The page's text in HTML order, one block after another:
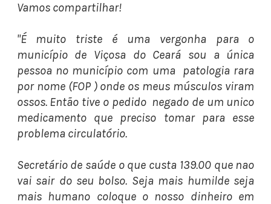
Vamos compartilhar!
"É muito triste é uma vergonha para o
município de Viçosa do Ceará sou a única
pessoa no município com uma patologia rara
por nome (FOP ) onde os meus músculos viram
ossos. Então tive o pedido negado de um unico
medicamento que preciso tomar para esse
problema circulatório.
Secretário de saúde o que custa 139.00 que nao
vai sair do seu bolso. Seja mais humilde seja
mais humano coloque o nosso dinheiro em